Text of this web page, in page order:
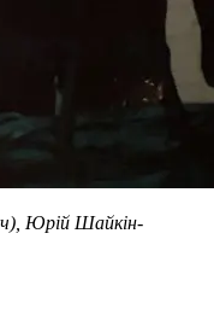
Юрій Шайкін-